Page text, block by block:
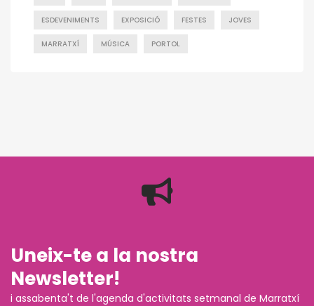
ESDEVENIMENTS EXPOSICIÓ FESTES JOVES
MARRATXÍ MÚSICA PORTOL
Uneix-te a la nostra
Newsletter!
i assabenta't de l'agenda d'activitats setmanal de Marratxí